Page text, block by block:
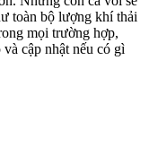
toàn bộ lượng khí thải
mọi trường hợp,
cập nhật nếu có gì